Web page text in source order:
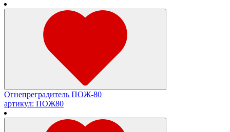
Огнепреградитель ПОЖ-80
артикул: ПОЖ80